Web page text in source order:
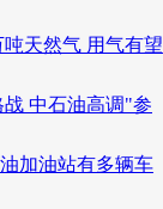
天然气 用气有望
中石油高调"参
加油站有多辆车